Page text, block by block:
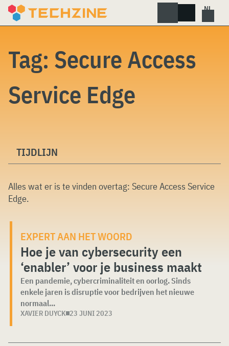
Skip
Tag: Secure Access
Service Edge
TIJDLIJN
Alles wat er is te vinden overtag: Secure Access Service
Edge.
EXPERT AAN HET WOORD
Hoe je van cybersecurity een
‘enabler’ voor je business maakt
Een pandemie, cybercriminaliteit en oorlog. Sinds
enkele jaren is disruptie voor bedrijven het nieuwe
normaal...
XAVIER DUYCK 23 JUNI 2023